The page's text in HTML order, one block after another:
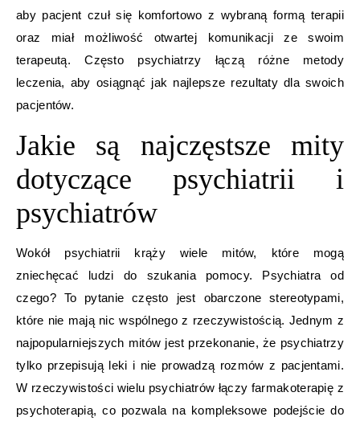
aby pacjent czuł się komfortowo z wybraną formą terapii
oraz miał możliwość otwartej komunikacji ze swoim
terapeutą. Często psychiatrzy łączą różne metody
leczenia, aby osiągnąć jak najlepsze rezultaty dla swoich
pacjentów.
Jakie są najczęstsze mity
dotyczące psychiatrii i
psychiatrów
Wokół psychiatrii krąży wiele mitów, które mogą
zniechęcać ludzi do szukania pomocy. Psychiatra od
czego? To pytanie często jest obarczone stereotypami,
które nie mają nic wspólnego z rzeczywistością. Jednym z
najpopularniejszych mitów jest przekonanie, że psychiatrzy
tylko przepisują leki i nie prowadzą rozmów z pacjentami.
W rzeczywistości wielu psychiatrów łączy farmakoterapię z
psychoterapią, co pozwala na kompleksowe podejście do